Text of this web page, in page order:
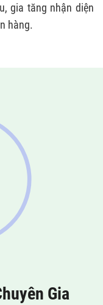
gia tăng nhận diện
hàng.
Gia